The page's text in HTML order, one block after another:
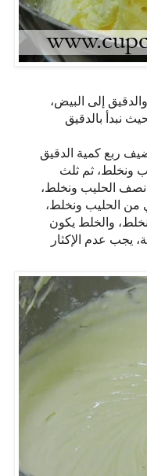
إلى البيض،
نبدأ بالدقيق
ربع كمية الدقيق
ونخلط، ثم ثلث
نصف الحليب ونخلط،
من الحليب ونخلط،
والخلط يكون
يجب عدم الإكثار